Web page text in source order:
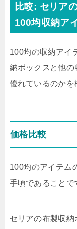
比較: セリア
100均収納ア
100均の収納アイ
納ボックスと他の
優れているのかを
価格比較
100均のアイテム
手頃であることで
セリアの布製収納